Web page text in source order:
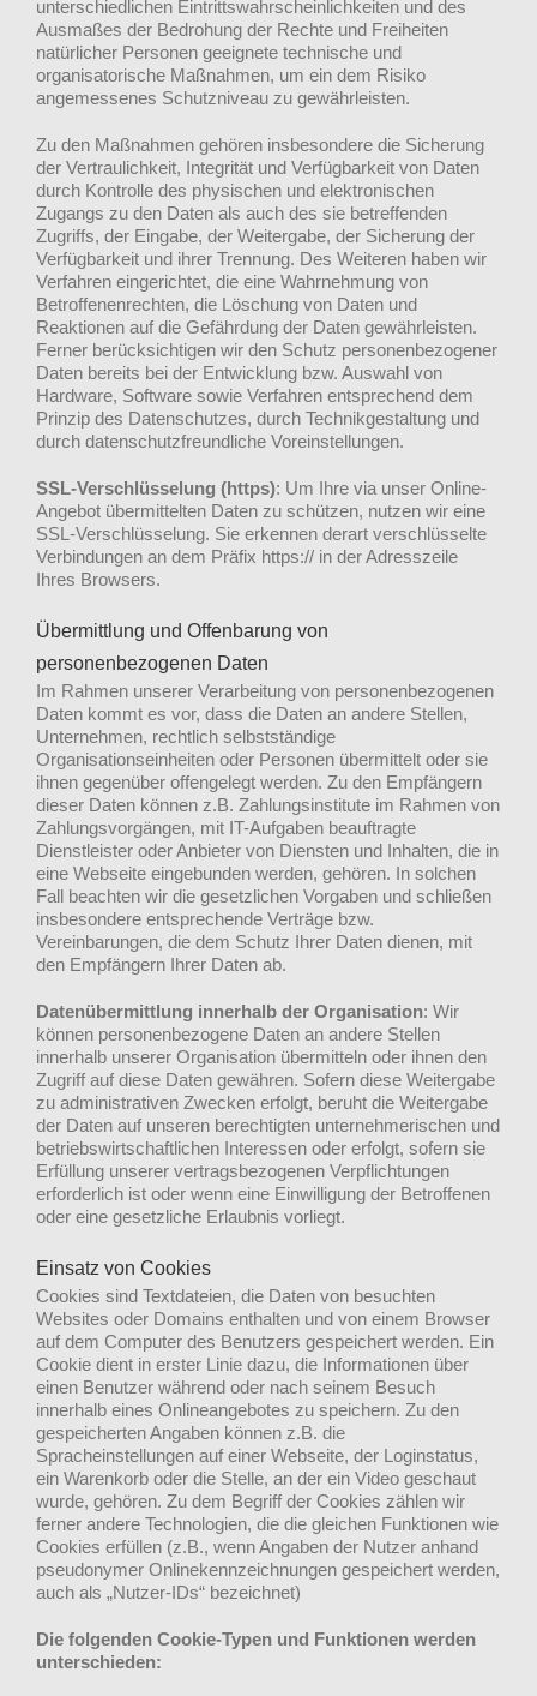
unterschiedlichen Eintrittswahrscheinlichkeiten und des
Ausmaßes der Bedrohung der Rechte und Freiheiten
natürlicher Personen geeignete technische und
organisatorische Maßnahmen, um ein dem Risiko
angemessenes Schutzniveau zu gewährleisten.
Zu den Maßnahmen gehören insbesondere die Sicherung
der Vertraulichkeit, Integrität und Verfügbarkeit von Daten
durch Kontrolle des physischen und elektronischen
Zugangs zu den Daten als auch des sie betreffenden
Zugriffs, der Eingabe, der Weitergabe, der Sicherung der
Verfügbarkeit und ihrer Trennung. Des Weiteren haben wir
Verfahren eingerichtet, die eine Wahrnehmung von
Betroffenenrechten, die Löschung von Daten und
Reaktionen auf die Gefährdung der Daten gewährleisten.
Ferner berücksichtigen wir den Schutz personenbezogener
Daten bereits bei der Entwicklung bzw. Auswahl von
Hardware, Software sowie Verfahren entsprechend dem
Prinzip des Datenschutzes, durch Technikgestaltung und
durch datenschutzfreundliche Voreinstellungen.
SSL-Verschlüsselung (https): Um Ihre via unser Online-
Angebot übermittelten Daten zu schützen, nutzen wir eine
SSL-Verschlüsselung. Sie erkennen derart verschlüsselte
Verbindungen an dem Präfix https:// in der Adresszeile
Ihres Browsers.
Übermittlung und Offenbarung von
personenbezogenen Daten
Im Rahmen unserer Verarbeitung von personenbezogenen
Daten kommt es vor, dass die Daten an andere Stellen,
Unternehmen, rechtlich selbstständige
Organisationseinheiten oder Personen übermittelt oder sie
ihnen gegenüber offengelegt werden. Zu den Empfängern
dieser Daten können z.B. Zahlungsinstitute im Rahmen von
Zahlungsvorgängen, mit IT-Aufgaben beauftragte
Dienstleister oder Anbieter von Diensten und Inhalten, die in
eine Webseite eingebunden werden, gehören. In solchen
Fall beachten wir die gesetzlichen Vorgaben und schließen
insbesondere entsprechende Verträge bzw.
Vereinbarungen, die dem Schutz Ihrer Daten dienen, mit
den Empfängern Ihrer Daten ab.
Datenübermittlung innerhalb der Organisation: Wir
können personenbezogene Daten an andere Stellen
innerhalb unserer Organisation übermitteln oder ihnen den
Zugriff auf diese Daten gewähren. Sofern diese Weitergabe
zu administrativen Zwecken erfolgt, beruht die Weitergabe
der Daten auf unseren berechtigten unternehmerischen und
betriebswirtschaftlichen Interessen oder erfolgt, sofern sie
Erfüllung unserer vertragsbezogenen Verpflichtungen
erforderlich ist oder wenn eine Einwilligung der Betroffenen
oder eine gesetzliche Erlaubnis vorliegt.
Einsatz von Cookies
Cookies sind Textdateien, die Daten von besuchten
Websites oder Domains enthalten und von einem Browser
auf dem Computer des Benutzers gespeichert werden. Ein
Cookie dient in erster Linie dazu, die Informationen über
einen Benutzer während oder nach seinem Besuch
innerhalb eines Onlineangebotes zu speichern. Zu den
gespeicherten Angaben können z.B. die
Spracheinstellungen auf einer Webseite, der Loginstatus,
ein Warenkorb oder die Stelle, an der ein Video geschaut
wurde, gehören. Zu dem Begriff der Cookies zählen wir
ferner andere Technologien, die die gleichen Funktionen wie
Cookies erfüllen (z.B., wenn Angaben der Nutzer anhand
pseudonymer Onlinekennzeichnungen gespeichert werden,
auch als „Nutzer-IDs“ bezeichnet)
Die folgenden Cookie-Typen und Funktionen werden
unterschieden: